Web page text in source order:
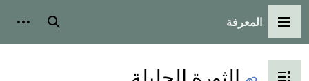
القائمة الرئيسية
المعرفة بحث